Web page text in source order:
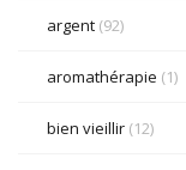
argent (92)
aromathérapie (1)
bien vieillir (12)